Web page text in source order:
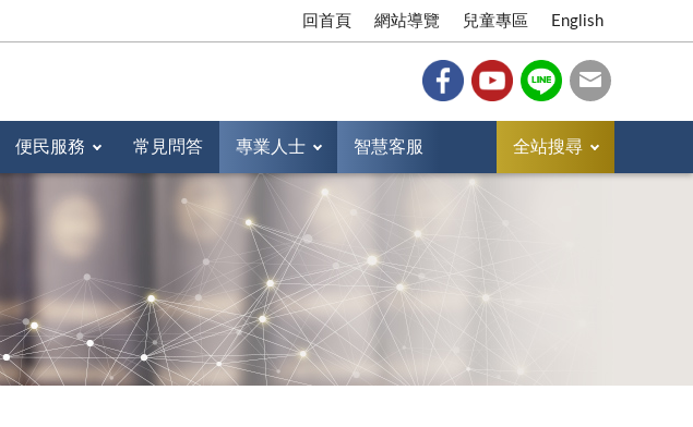
回首頁 網站導覽 兒童專區 English
便民服務 常見問答 專業人士 智慧客服 全站搜尋